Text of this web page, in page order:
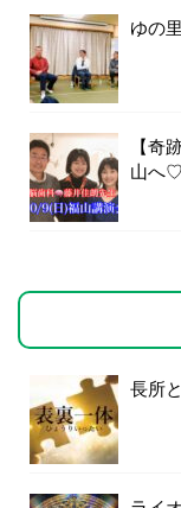
ゆの
【奇
山へ
長所